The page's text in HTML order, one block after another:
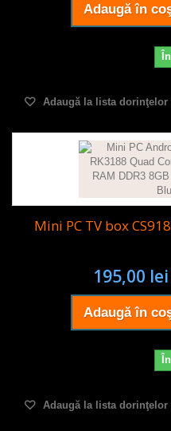
Adaugă în
Adaugă la lista dorinţelor
Mini PC TV box
195,00 lei
Adaugă în
Adaugă la lista dorinţelor